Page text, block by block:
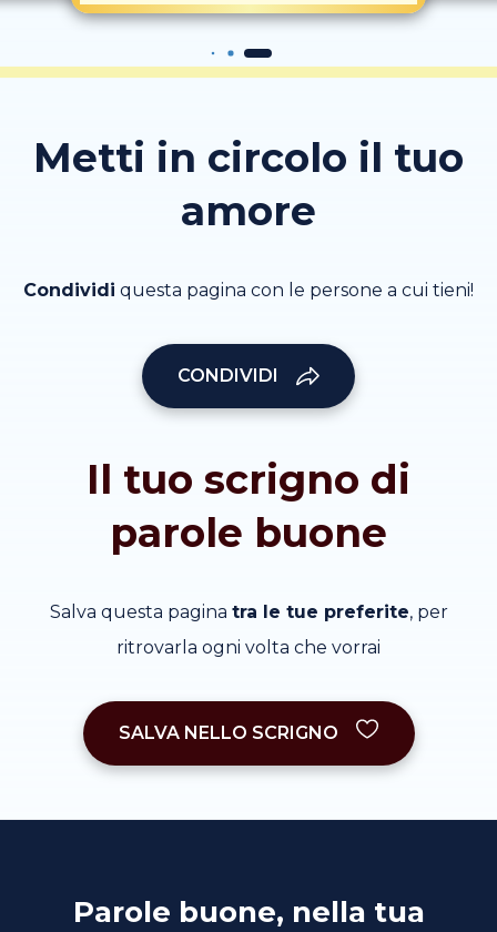
Metti in circolo il tuo
amore
Condividi questa pagina con le persone a cui tieni!
CONDIVIDI
Il tuo scrigno di
parole buone
Salva questa pagina tra le tue preferite, per
ritrovarla ogni volta che vorrai
SALVA NELLO SCRIGNO
Parole buone, nella tua